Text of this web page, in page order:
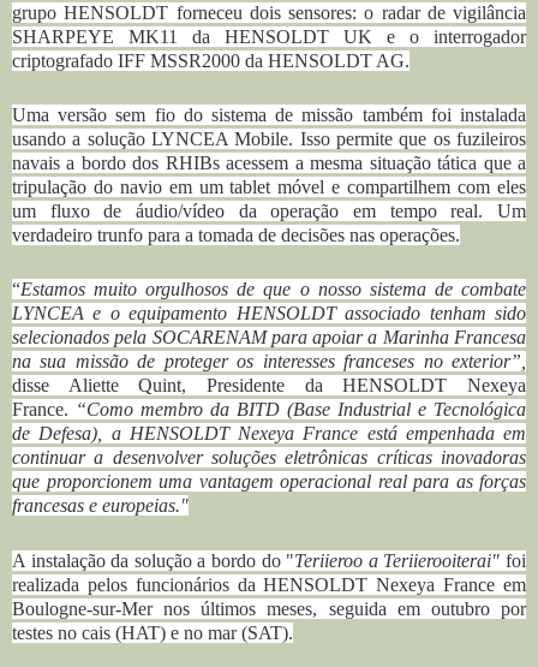
grupo HENSOLDT forneceu dois sensores: o radar de vigilância
SHARPEYE MK11 da HENSOLDT UK e o interrogador
criptografado IFF MSSR2000 da HENSOLDT AG.
Uma versão sem fio do sistema de missão também foi instalada
usando a solução LYNCEA Mobile. Isso permite que os fuzileiros
navais a bordo dos RHIBs acessem a mesma situação tática que a
tripulação do navio em um tablet móvel e compartilhem com eles
um fluxo de áudio/vídeo da operação em tempo real. Um
verdadeiro trunfo para a tomada de decisões nas operações.
“Estamos muito orgulhosos de que o nosso sistema de combate
LYNCEA e o equipamento HENSOLDT associado tenham sido
selecionados pela SOCARENAM para apoiar a Marinha Francesa
na sua missão de proteger os interesses franceses no exterior”,
disse Aliette Quint, Presidente da HENSOLDT Nexeya
France. “Como membro da BITD (Base Industrial e Tecnológica
de Defesa), a HENSOLDT Nexeya France está empenhada em
continuar a desenvolver soluções eletrônicas críticas inovadoras
que proporcionem uma vantagem operacional real para as forças
francesas e europeias."
A instalação da solução a bordo do "Teriieroo a Teriierooiterai" foi
realizada pelos funcionários da HENSOLDT Nexeya France em
Boulogne-sur-Mer nos últimos meses, seguida em outubro por
testes no cais (HAT) e no mar (SAT).